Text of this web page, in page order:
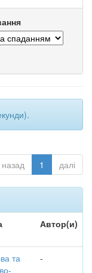
назад 1 далі
Автор(и)
та
-